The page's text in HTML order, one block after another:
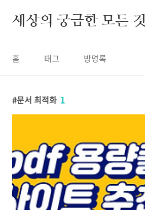
세상의 궁금한 모든 것
홈 태그 방명록
문서 최적화 1